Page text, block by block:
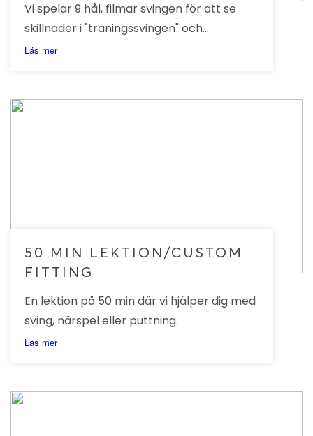
Vi spelar 9 hål, filmar svingen för att se
skillnader i "träningssvingen" och
"spelsvingen".
Läs mer
50 MIN LEKTION/CUSTOM
FITTING
En lektion på 50 min där vi hjälper dig med
sving, närspel eller puttning.
Läs mer